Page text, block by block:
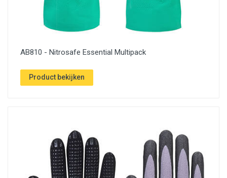
AB810 - Nitrosafe Essential Multipack
Product bekijken